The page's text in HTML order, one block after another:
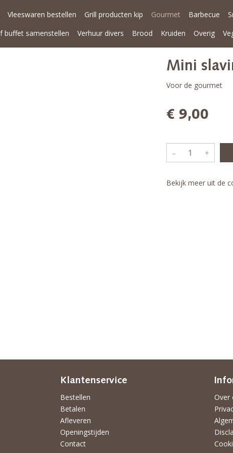
Vleeswaren bestellen Grill producten kip Gourmet Barbecue
buffet samenstellen Verhuur divers Brood Kruiden Overig
Mini
Voor de gourmet
€ 9,00
– +
Bekijk meer uit de
Klantenservice
Bestellen
Betalen
Afleveren
Openingstijden
Contact
Over